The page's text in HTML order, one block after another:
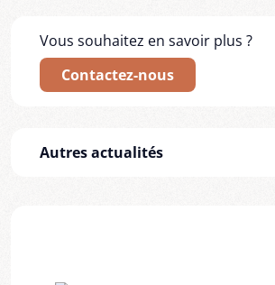
Vous souhaitez en savoir plus ?
Contactez-nous
Autres actualités